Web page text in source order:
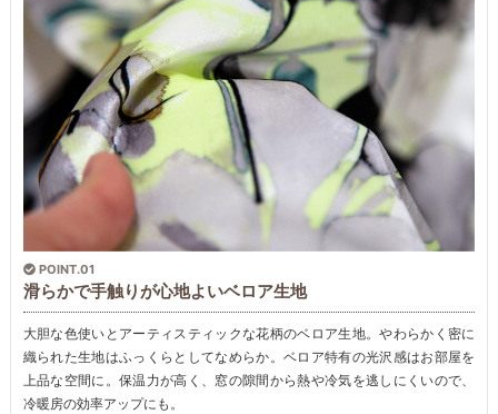
POINT.01
滑らかで手触りが心地よいベロア生地
大胆な色使いとアーティスティックな花柄のベロア生地。やわらかく密に
織られた生地はふっくらとしてなめらか。ベロア特有の光沢感はお部屋を
上品な空間に。保温力が高く、窓の隙間から熱や冷気を逃しにくいので、
冷暖房の効率アップにも。